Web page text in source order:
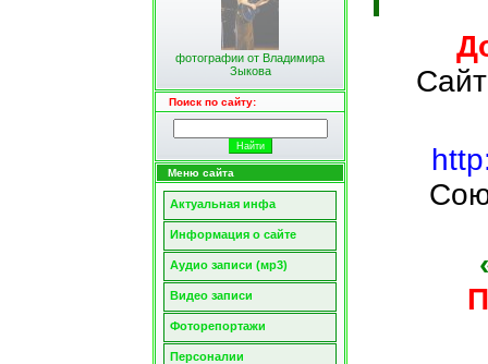
фотографии от Владимира
Зыкова
Поиск по сайту:
Меню сайта
Актуальная инфа
Информация о сайте
Аудио записи (мр3)
Видео записи
Фоторепортажи
Персоналии